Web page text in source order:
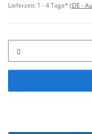
Lieferzeit: 1 - 4 Tage* (DE -